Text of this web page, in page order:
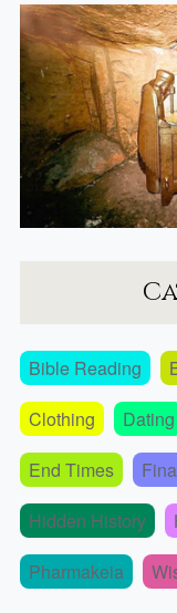
Bible Reading
Clothing
Dating
End Times
Hidden History
Pharmakeia